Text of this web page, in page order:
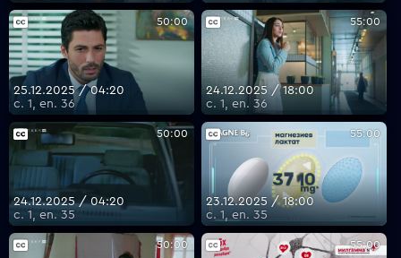
50:00
25.12.2025 / 04:20
с. 1, еп. 36
55:00
24.12.2025 / 18:00
с. 1, еп. 36
50:00
24.12.2025 / 04:20
с. 1, еп. 35
55:00
23.12.2025 / 18:00
с. 1, еп. 35
50:00 55:00